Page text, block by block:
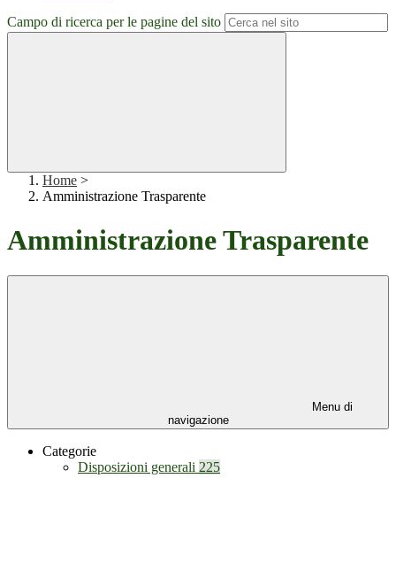
Campo di ricerca per le pagine del sito
Home >
Amministrazione Trasparente
Amministrazione Trasparente
Menu di
navigazione
Categorie
Disposizioni generali 225